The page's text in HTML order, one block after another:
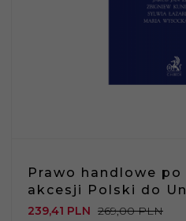
Prawo handlowe
akcesji Polski do
239,41 PLN 269,00 PLN